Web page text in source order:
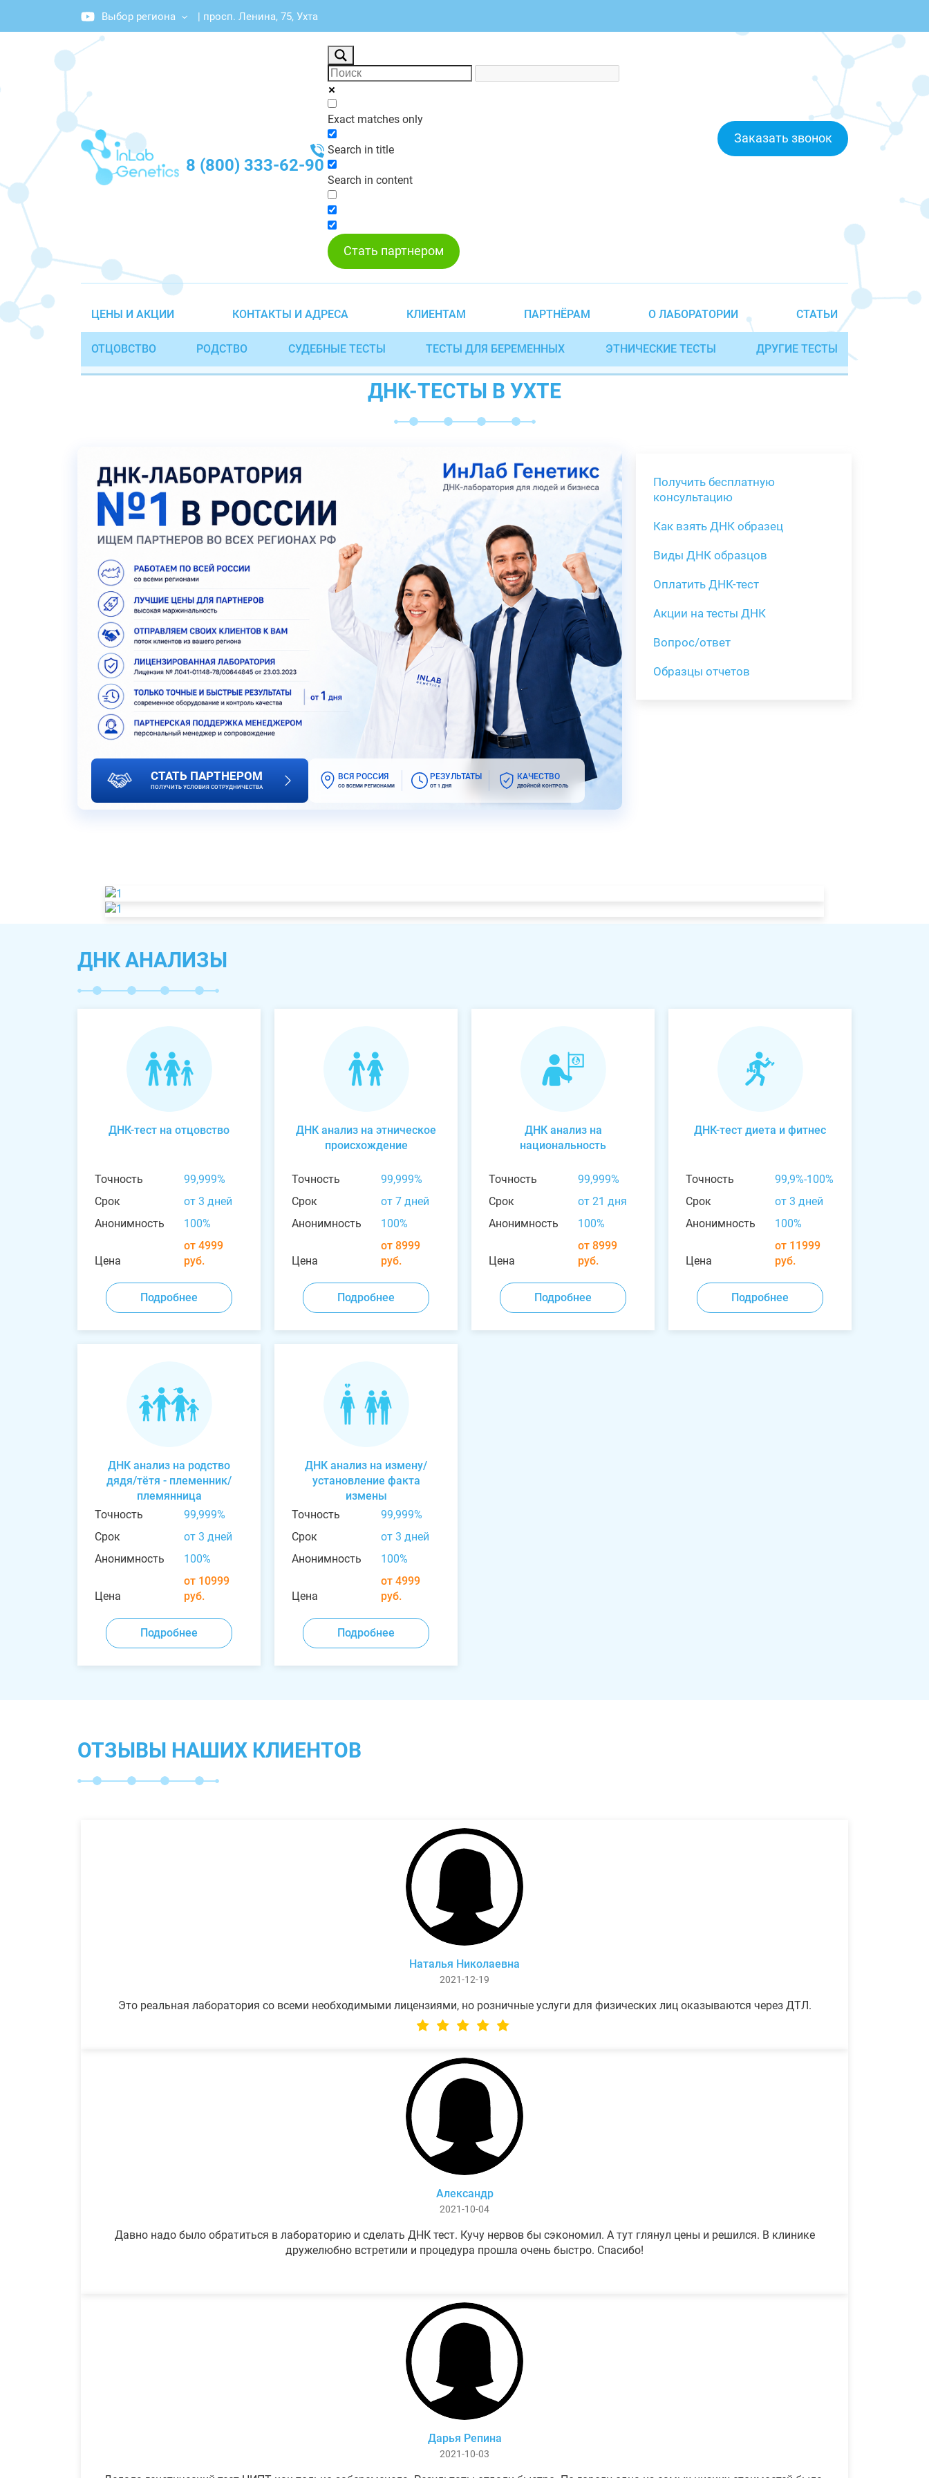
Выбор региона | просп. Ленина, 75, Ухта
8 (800) 333-62-90
Exact matches only
Search in title
Search in content
Заказать звонок
Стать партнером
ЦЕНЫ И АКЦИИ КОНТАКТЫ И АДРЕСА КЛИЕНТАМ ПАРТНЁРАМ О ЛАБОРАТОРИИ СТАТЬИ
ОТЦОВСТВО РОДСТВО СУДЕБНЫЕ ТЕСТЫ ТЕСТЫ ДЛЯ БЕРЕМЕННЫХ ЭТНИЧЕСКИЕ ТЕСТЫ ДРУГИЕ ТЕСТЫ
ДНК-ТЕСТЫ В УХТЕ
СТАТЬ ПАРТНЕРОМ
ПОЛУЧИТЬ УСЛОВИЯ СОТРУДНИЧЕСТВА
ВСЯ РОССИЯ
СО ВСЕМИ РЕГИОНАМИ
РЕЗУЛЬТАТЫ
ОТ 1 ДНЯ
КАЧЕСТВО
ДВОЙНОЙ КОНТРОЛЬ
Получить бесплатную
консультацию
Как взять ДНК образец
Виды ДНК образцов
Оплатить ДНК-тест
Акции на тесты ДНК
Вопрос/ответ
Образцы отчетов
ДНК АНАЛИЗЫ
ДНК-тест на отцовство
Точность
99,999%
Срок
от 3 дней
Анонимность
100%
Цена
от 4999
руб.
Подробнее
ДНК анализ на этническое
происхождение
Точность
99,999%
Срок
от 7 дней
Анонимность
100%
Цена
от 8999
руб.
Подробнее
ДНК анализ на
национальность
Точность
99,999%
Срок
от 21 дня
Анонимность
100%
Цена
от 8999
руб.
Подробнее
ДНК-тест диета и фитнес
Точность
99,9%-100%
Срок
от 3 дней
Анонимность
100%
Цена
от 11999
руб.
Подробнее
ДНК анализ на родство
дядя/тётя - племенник/
племянница
Точность
99,999%
Срок
от 3 дней
Анонимность
100%
Цена
от 10999
руб.
Подробнее
ДНК анализ на измену/
установление факта
измены
Точность
99,999%
Срок
от 3 дней
Анонимность
100%
Цена
от 4999
руб.
Подробнее
ОТЗЫВЫ НАШИХ КЛИЕНТОВ
Наталья Николаевна
2021-12-19
Это реальная лаборатория со всеми необходимыми лицензиями, но розничные услуги для физических лиц оказываются через ДТЛ.
Александр
2021-10-04
Давно надо было обратиться в лабораторию и сделать ДНК тест. Кучу нервов бы сэкономил. А тут глянул цены и решился. В клинике
дружелюбно встретили и процедура прошла очень быстро. Спасибо!
Дарья Репина
2021-10-03